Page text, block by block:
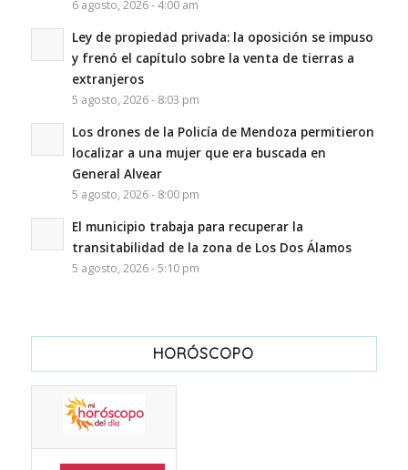
6 agosto, 2026 - 4:00 am
Ley de propiedad privada: la oposición se impuso
y frenó el capítulo sobre la venta de tierras a
extranjeros
5 agosto, 2026 - 8:03 pm
Los drones de la Policía de Mendoza permitieron
localizar a una mujer que era buscada en
General Alvear
5 agosto, 2026 - 8:00 pm
El municipio trabaja para recuperar la
transitabilidad de la zona de Los Dos Álamos
5 agosto, 2026 - 5:10 pm
HORÓSCOPO